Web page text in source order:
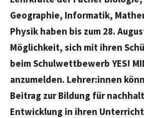
Geographie, Informatik,
Physik haben bis zum 28.
Möglichkeit, sich mit ihren
beim Schulwettbewerb YES!
anzumelden. Lehrer:innen
Beitrag zur Bildung für
Entwicklung in ihren